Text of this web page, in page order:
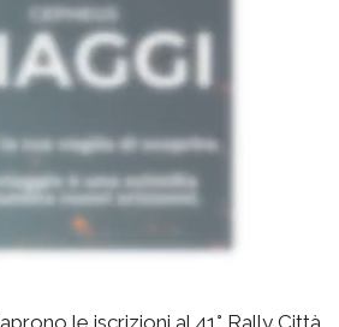
le iscrizioni al 41° Rally Città